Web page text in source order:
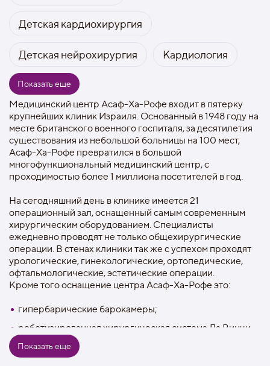
Детская кардиохирургия
Детская нейрохирургия Кардиология
Показать еще
Медицинский центр Асаф-Ха-Рофе входит в пятерку
крупнейших клиник Израиля. Основанный в 1948 году на
месте британского военного госпиталя, за десятилетия
существования из небольшой больницы на 100 мест,
Асаф-Ха-Рофе превратился в большой
многофункциональный медицинский центр, с
проходимостью более 1 миллиона посетителей в год.
На сегодняшний день в клинике имеется 21
операционный зал, оснащенный самым современным
хирургическим оборудованием. Специалисты
ежедневно проводят не только общехирургические
операции. В стенах клиники так же с успехом проходят
урологические, гинекологические, ортопедические,
офтальмологические, эстетические операции.
Кроме того оснащение центра Асаф-Ха-Рофе это:
гипербарические барокамеры;
роботизированная хирургическая система Да Винчи
устройство Marginprobe
Показать еще